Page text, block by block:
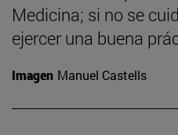
Medicina; si no se
ejercer una buena
Imagen Manuel Castells